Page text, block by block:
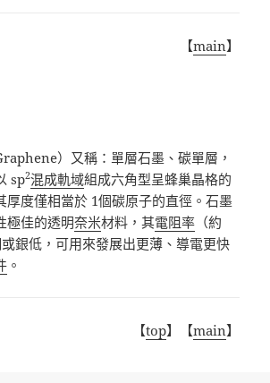
【main】
）又稱：單層石墨 、碳單層 ，
sp2混成軌域組成六角型呈蜂巢晶格的
厚度僅相當於 1個碳原子的直徑 。石墨
極佳的透明奈米材料，其電阻率 （約
銀低，可用來發展出更薄、導電更快
。
【top】【main】